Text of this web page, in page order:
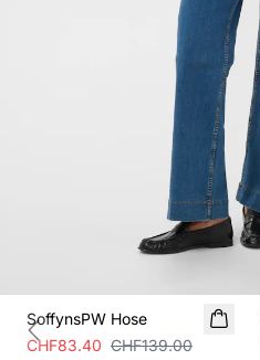
SoffynsPW Hose
CHF83.40 CHF139.00
Previous slide